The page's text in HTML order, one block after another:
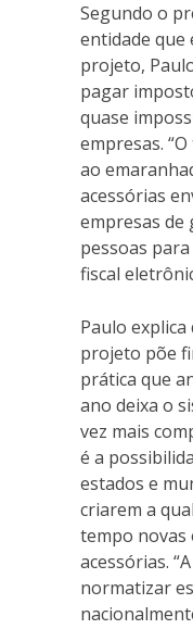
Segundo o
entidade que
projeto,
pagar
quase
empresas.
ao
acessórias
empresas de
pessoas
fiscal
Paulo explica
projeto põe
prática que
ano deixa o
vez mais
é a
estados e
criarem a
tempo novas
acessórias.
normatizar